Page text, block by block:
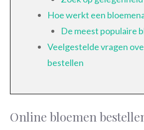
Hoe werkt een
De meest populaire
Veelgestelde vragen
bestellen
Online bloemen